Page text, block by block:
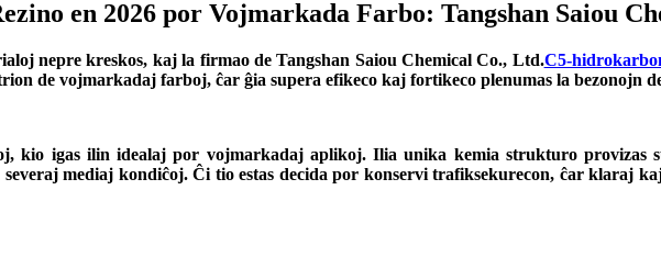
en 2026 por Vojmarkada Farbo: Tangshan Saiou
nepre kreskos, kaj la firmao de Tangshan Saiou Chemical Co., Ltd.C5-
de vojmarkadaj farboj, ĉar ĝia supera efikeco kaj fortikeco plenumas la bezonojn
kio igas ilin idealaj por vojmarkadaj aplikoj. Ilia unika kemia strukturo provizas
mediaj kondiĉoj. Ĉi tio estas decida por konservi trafiksekurecon, ĉar klaraj